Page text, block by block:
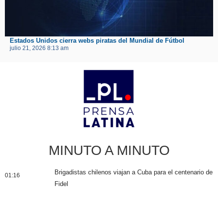
Estados Unidos cierra webs piratas del Mundial de Fútbol
julio 21, 2026 8:13 am
MINUTO A MINUTO
01:16
Brigadistas chilenos viajan a Cuba para el centenario de
Fidel